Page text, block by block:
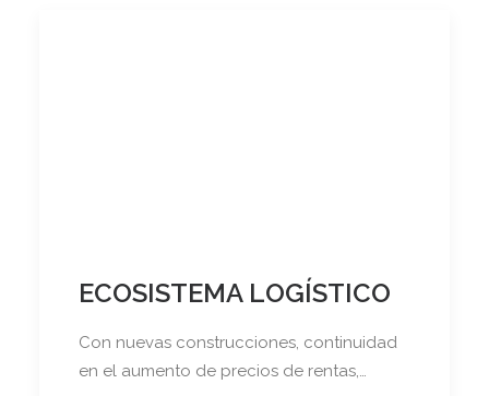
ECOSISTEMA LOGÍSTICO
Con nuevas construcciones, continuidad
en el aumento de precios de rentas,…